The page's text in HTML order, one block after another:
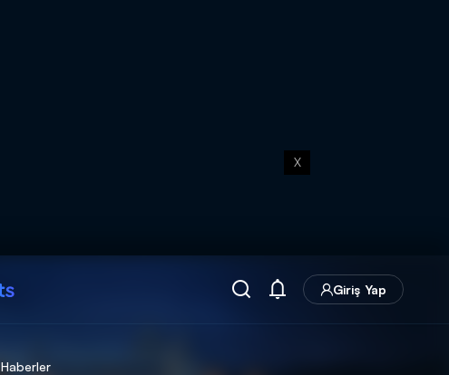
X
Giriş Yap
Haberler